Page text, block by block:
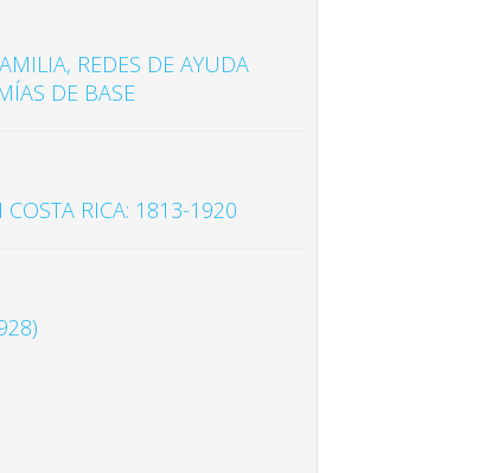
REDES DE AYUDA
DE BASE
COSTA RICA: 1813-1920